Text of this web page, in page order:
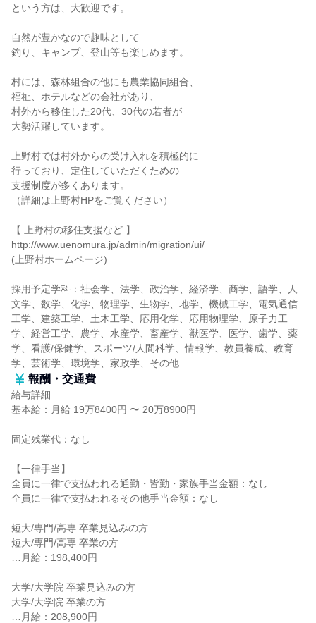
という方は、大歓迎です。
自然が豊かなので趣味として
釣り、キャンプ、登山等も楽しめます。
村には、森林組合の他にも農業協同組合、
福祉、ホテルなどの会社があり、
村外から移住した20代、30代の若者が
大勢活躍しています。
上野村では村外からの受け入れを積極的に
行っており、定住していただくための
支援制度が多くあります。
（詳細は上野村HPをご覧ください）
【 上野村の移住支援など 】
http://www.uenomura.jp/admin/migration/ui/
(上野村ホームページ)
採用予定学科：社会学、法学、政治学、経済学、商学、語学、人
文学、数学、化学、物理学、生物学、地学、機械工学、電気通信
工学、建築工学、土木工学、応用化学、応用物理学、原子力工
学、経営工学、農学、水産学、畜産学、獣医学、医学、歯学、薬
学、看護/保健学、スポーツ/人間科学、情報学、教員養成、教育
学、芸術学、環境学、家政学、その他
報酬・交通費
給与詳細
基本給：月給 19万8400円 〜 20万8900円
固定残業代：なし
【一律手当】
全員に一律で支払われる通勤・皆勤・家族手当金額：なし
全員に一律で支払われるその他手当金額：なし
短大/専門/高専 卒業見込みの方
短大/専門/高専 卒業の方
…月給：198,400円
大学/大学院 卒業見込みの方
大学/大学院 卒業の方
…月給：208,900円